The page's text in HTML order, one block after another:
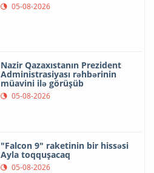
05-08-2026
Nazir Qazaxıstanın Prezident
Administrasiyası rəhbərinin
müavini ilə görüşüb
05-08-2026
"Falcon 9" raketinin bir hissəsi
Ayla toqquşacaq
05-08-2026